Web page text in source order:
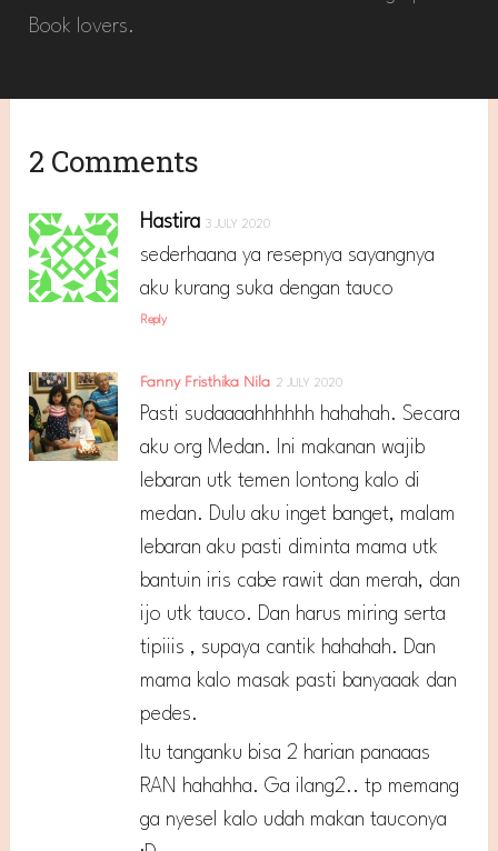
Book lovers.
2 Comments
Hastira 3 JULY 2020
sederhaana ya resepnya sayangnya
aku kurang suka dengan tauco
Reply
Fanny Fristhika Nila 2 JULY 2020
Pasti sudaaaahhhhhh hahahah. Secara
aku org Medan. Ini makanan wajib
lebaran utk temen lontong kalo di
medan. Dulu aku inget banget, malam
lebaran aku pasti diminta mama utk
bantuin iris cabe rawit dan merah, dan
ijo utk tauco. Dan harus miring serta
tipiiis , supaya cantik hahahah. Dan
mama kalo masak pasti banyaaak dan
pedes.
Itu tanganku bisa 2 harian panaaas
RAN hahahha. Ga ilang2.. tp memang
ga nyesel kalo udah makan tauconya